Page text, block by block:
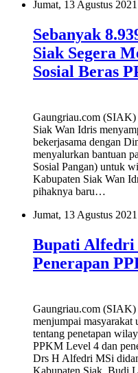
Jumat, 13 Agustus
Sebanyak
Siak Segera
Sosial Beras
Gaungriau.com (SIAK)
Siak Wan Idris
bekerjasama dengan
menyalurkan bantuan
Sosial Pangan) untuk
Kabupaten Siak Wan
pihaknya baru…
Jumat, 13 Agustus
Bupati Alfedri
Penerapan
Gaungriau.com (SIAK)
menjumpai masyarakat
tentang penetapan
PPKM Level 4 dan
Drs H Alfedri MSi